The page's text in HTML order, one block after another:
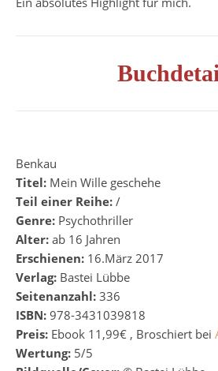
Benkau
Titel: Mein Wille geschehe
Teil einer Reihe: /
Genre: Psychothriller
Alter: ab 16 Jahren
Erschienen: 16.März 2017
Verlag: Bastei Lübbe
Seitenanzahl: 336
ISBN: 978-3431039818
Preis: Ebook 11,99€ , Broschiert bei
Wertung: 5/5